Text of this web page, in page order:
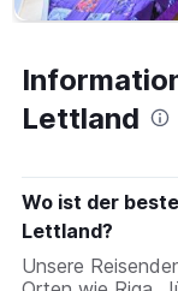
Lettland
Wo ist der
Lettland?
Unsere